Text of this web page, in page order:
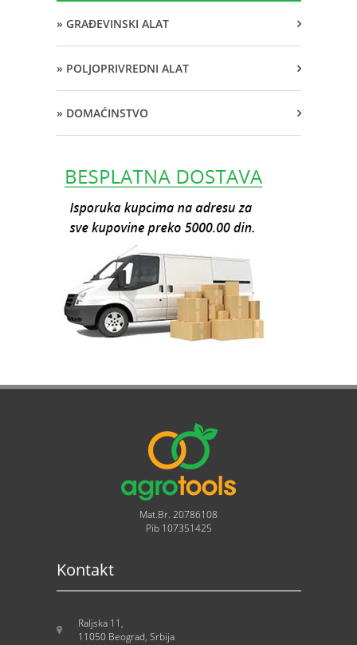
» GRAĐEVINSKI ALAT
» POLJOPRIVREDNI ALAT
» DOMAĆINSTVO
Mat.Br. 20786108
Pib 107351425
Kontakt
Raljska 11,
11050 Beograd, Srbija